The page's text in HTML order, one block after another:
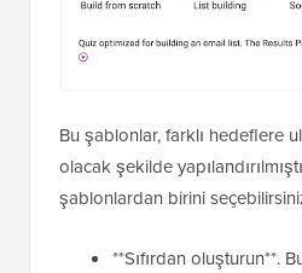
Bu şablonlar, farklı hedeflere
olacak şekilde
şablonlardan birini
**Sıfırdan oluşturun**.